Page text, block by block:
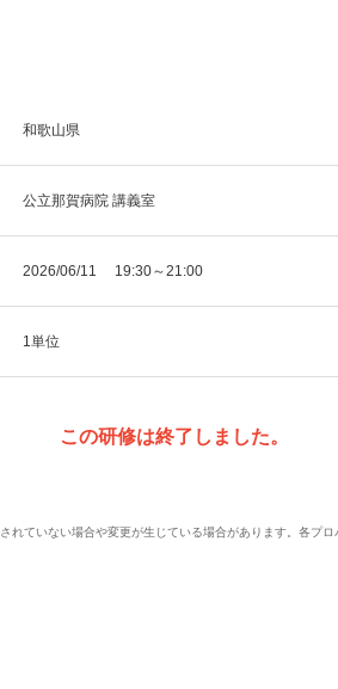
和歌山県
公立那賀病院 講義室
2026/06/11 19:30～21:00
1単位
この研修は終了しました。
ていない場合や変更が生じている場合があります。各プ